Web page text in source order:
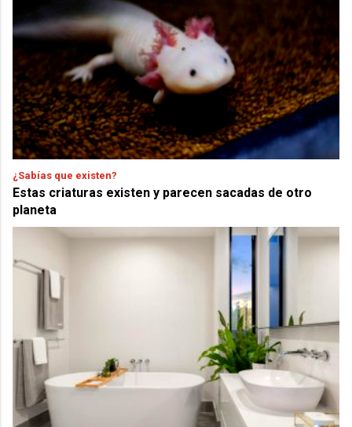
¿Sabías que existen?
Estas criaturas existen y parecen sacadas de otro
planeta